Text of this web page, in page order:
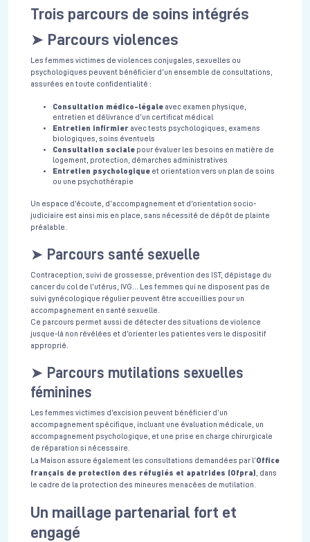
Trois parcours de soins intégrés
➤ Parcours violences
Les femmes victimes de violences conjugales, sexuelles ou
psychologiques peuvent bénéficier d’un ensemble de consultations,
assurées en toute confidentialité :
Consultation médico-légale avec examen physique,
entretien et délivrance d’un certificat médical
Entretien infirmier avec tests psychologiques, examens
biologiques, soins éventuels
Consultation sociale pour évaluer les besoins en matière de
logement, protection, démarches administratives
Entretien psychologique et orientation vers un plan de soins
ou une psychothérapie
Un espace d’écoute, d’accompagnement et d’orientation socio-
judiciaire est ainsi mis en place, sans nécessité de dépôt de plainte
préalable.
➤ Parcours santé sexuelle
Contraception, suivi de grossesse, prévention des IST, dépistage du
cancer du col de l’utérus, IVG… Les femmes qui ne disposent pas de
suivi gynécologique régulier peuvent être accueillies pour un
accompagnement en santé sexuelle.
Ce parcours permet aussi de détecter des situations de violence
jusque-là non révélées et d’orienter les patientes vers le dispositif
approprié.
➤ Parcours mutilations sexuelles
féminines
Les femmes victimes d’excision peuvent bénéficier d’un
accompagnement spécifique, incluant une évaluation médicale, un
accompagnement psychologique, et une prise en charge chirurgicale
de réparation si nécessaire.
La Maison assure également les consultations demandées par l’Office
français de protection des réfugiés et apatrides (Ofpra) , dans
le cadre de la protection des mineures menacées de mutilation.
Un maillage partenarial fort et
engagé